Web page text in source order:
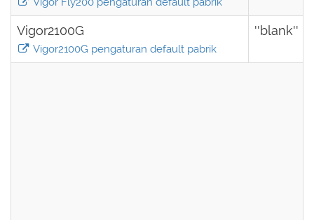
Vigor2100G
Vigor2100G pengaturan default pabrik
''blank''